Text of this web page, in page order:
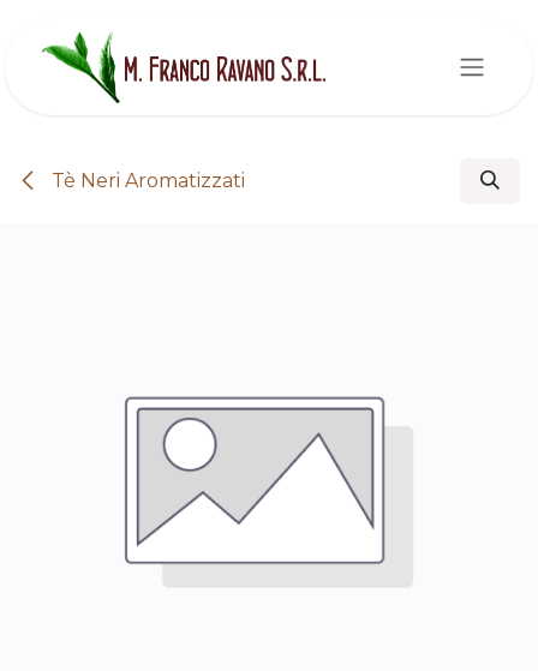
Tè Neri Aromatizzati